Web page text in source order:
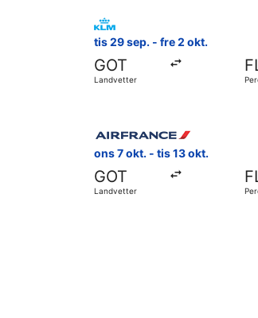
tis 29 sep. - fre 2 okt.
GOT
Landvetter
ons 7 okt. - tis 13 okt.
GOT
Landvetter